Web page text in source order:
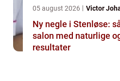
05 august 2026 Victor
Ny negle i Stenløse:
salon med naturlige
resultater